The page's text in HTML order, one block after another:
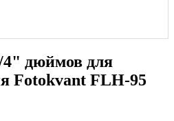
4" дюймов для
Fotokvant FLH-95